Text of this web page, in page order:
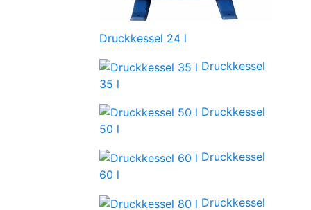
Druckkessel 24 l
Druckkessel
35 l
Druckkessel
50 l
Druckkessel
60 l
Druckkessel